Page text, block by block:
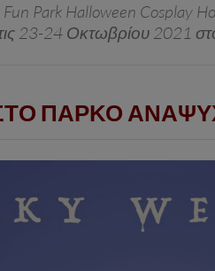
Fun Park Halloween
23-24 Οκτωβρίου 2021
ΠΑΡΚΟ